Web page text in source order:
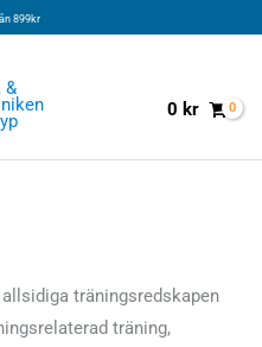
899kr
0 kr
träningsredskapen
träning,